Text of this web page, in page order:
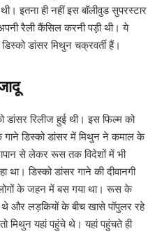
इतना ही नहीं इस बॉलीवुड सुपरस्टार
रैली कैंसिल करनी पड़ी थी। ये
डांसर मिथुन चक्रवर्ती हैं।
डांसर रिलीज हुई थी। इस फिल्म को
डिस्को डांसर में मिथुन ने कमाल के
से लेकर रूस तक विदेशों में भी
डिस्को डांसर गाने की दीवानगी
के जहन में बस गया था। रूस के
थे और लड़कियों के बीच खासे पॉपुलर रहे
मिथुन यहां पहुंचे थे। यहां पहुंचते ही